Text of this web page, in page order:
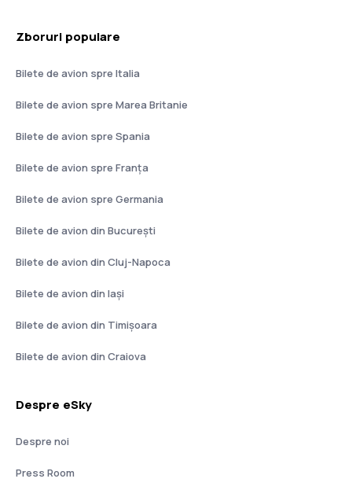
Zboruri populare
Bilete de avion spre Italia
Bilete de avion spre Marea Britanie
Bilete de avion spre Spania
Bilete de avion spre Franţa
Bilete de avion spre Germania
Bilete de avion din București
Bilete de avion din Cluj-Napoca
Bilete de avion din Iași
Bilete de avion din Timișoara
Bilete de avion din Craiova
Despre eSky
Despre noi
Press Room